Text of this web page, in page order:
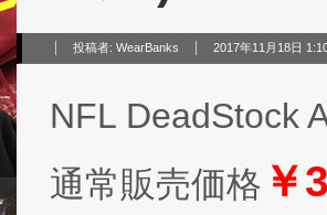
投稿者: WearBanks 2017年11月18日
NFL DeadStock
通常販売価格 ￥